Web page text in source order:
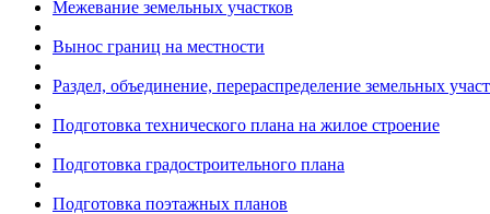
Межевание земельных участков
Вынос границ на местности
Раздел, объединение, перераспределение земельных
Подготовка технического плана на жилое строение
Подготовка градостроительного плана
Подготовка поэтажных планов